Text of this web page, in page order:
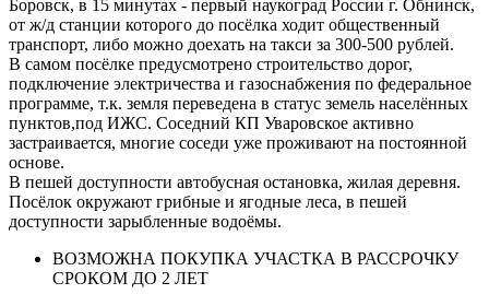
Боровск, в 15 минутах - первый наукоград России г. Обнинск,
от ж/д станции которого до посёлка ходит общественный
транспорт, либо можно доехать на такси за 300-500 рублей.
В самом посёлке предусмотрено строительство дорог,
подключение электричества и газоснабжения по федеральное
программе, т.к. земля переведена в статус земель населённых
пунктов,под ИЖС. Соседний КП Уваровское активно
застраивается, многие соседи уже проживают на постоянной
основе.
В пешей доступности автобусная остановка, жилая деревня.
Посёлок окружают грибные и ягодные леса, в пешей
доступности зарыбленные водоёмы.
ВОЗМОЖНА ПОКУПКА УЧАСТКА В РАССРОЧКУ
СРОКОМ ДО 2 ЛЕТ